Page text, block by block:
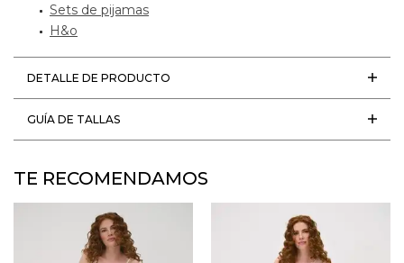
Sets de pijamas
H&o
DETALLE DE PRODUCTO
GUÍA DE TALLAS
TE RECOMENDAMOS